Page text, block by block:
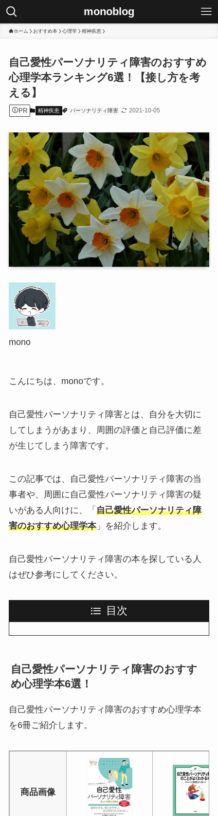
monoblog
ホーム おすすめ本 心理学 精神疾患
自己愛性パーソナリティ障害のおすすめ
心理学本ランキング6選！【接し方を考
える】
PR 精神疾患 パーソナリティ障害 2021-10-05
mono
こんにちは、monoです。
自己愛性パーソナリティ障害とは、自分を大切に
してしまうがあまり、周囲の評価と自己評価に差
が生じてしまう障害です。
この記事では、自己愛性パーソナリティ障害の当
事者や、周囲に自己愛性パーソナリティ障害の疑
いがある人向けに、「 自己愛性パーソナリティ障
害のおすすめ心理学本」を紹介します。
自己愛性パーソナリティ障害の本を探している人
はぜひ参考にしてください。
目次
自己愛性パーソナリティ障害のおすす
め心理学本6選！
自己愛性パーソナリティ障害のおすすめ心理学本
を6冊ご紹介します。
商品画像